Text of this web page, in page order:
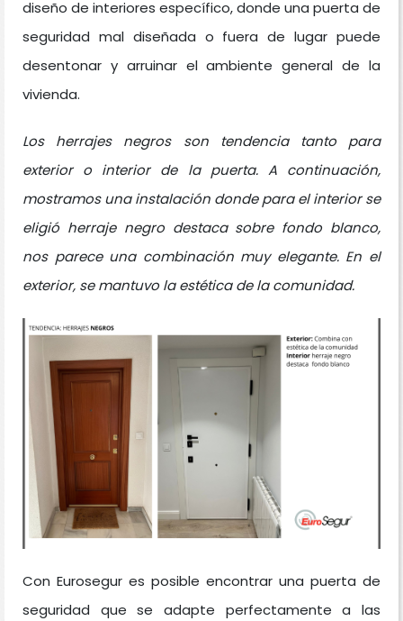
diseño de interiores específico, donde una puerta de
seguridad mal diseñada o fuera de lugar puede
desentonar y arruinar el ambiente general de la
vivienda.
Los herrajes negros son tendencia tanto para
exterior o interior de la puerta. A continuación,
mostramos una instalación donde para el interior se
eligió herraje negro destaca sobre fondo blanco,
nos parece una combinación muy elegante. En el
exterior, se mantuvo la estética de la comunidad.
Con Eurosegur es posible encontrar una puerta de
seguridad que se adapte perfectamente a las